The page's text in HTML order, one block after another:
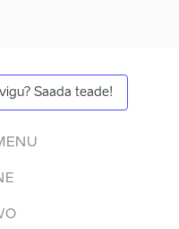
Saada teade!